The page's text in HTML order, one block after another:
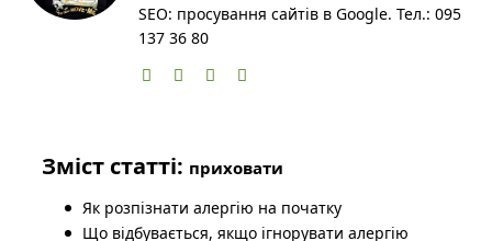
SEO: просування сайтів в Google. Тел.: 095
137 36 80
Зміст статті: приховати
Як розпізнати алергію на початку
Що відбувається, якщо ігнорувати алергію